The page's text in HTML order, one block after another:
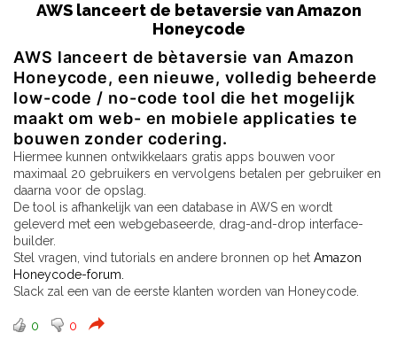
AWS lanceert de betaversie van Amazon
Honeycode
AWS lanceert de bètaversie van Amazon
Honeycode, een nieuwe, volledig beheerde
low-code / no-code tool die het mogelijk
maakt om web- en mobiele applicaties te
bouwen zonder codering.
Hiermee kunnen ontwikkelaars gratis apps bouwen voor
maximaal 20 gebruikers en vervolgens betalen per gebruiker en
daarna voor de opslag.
De tool is afhankelijk van een database in AWS en wordt
geleverd met een webgebaseerde, drag-and-drop interface-
builder.
Stel vragen, vind tutorials en andere bronnen op het Amazon
Honeycode-forum.
Slack zal een van de eerste klanten worden van Honeycode.
0 0